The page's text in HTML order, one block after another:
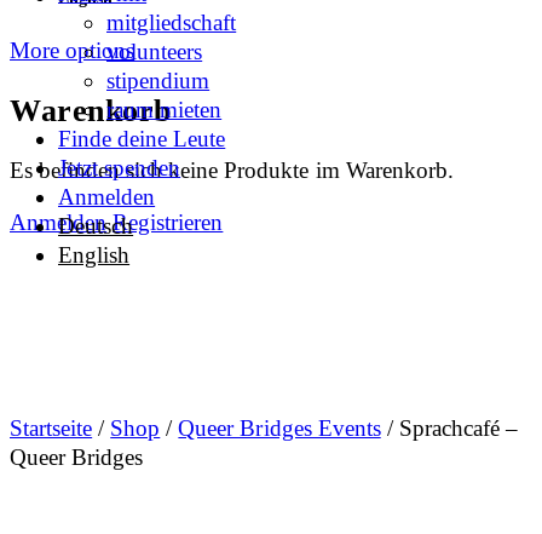
More options
Warenkorb
Es befinden sich keine Produkte im Warenkorb.
Anmelden Registrieren
mitgliedschaft
volunteers
stipendium
raum mieten
Finde deine Leute
Jetzt spenden
Anmelden
Deutsch
English
Startseite / Shop /Queer Bridges Events/ Sprachcafé –
Queer Bridges